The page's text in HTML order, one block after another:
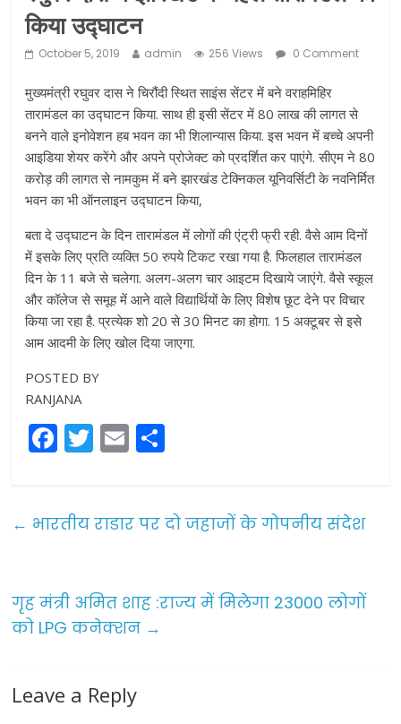
किया उद्घाटन
October 5, 2019 admin 256 Views 0 Comment
मुख्यमंत्री रघुवर दास ने चिरौंदी स्थित साइंस सेंटर में बने वराहमिहिर
तारामंडल का उद्घाटन किया. साथ ही इसी सेंटर में 80 लाख की लागत से
बनने वाले इनोवेशन हब भवन का भी शिलान्यास किया. इस भवन में बच्चे अपनी
आइडिया शेयर करेंगे और अपने प्रोजेक्ट को प्रदर्शित कर पाएंगे. सीएम ने 80
करोड़ की लागत से नामकुम में बने झारखंड टेक्निकल यूनिवर्सिटी के नवनिर्मित
भवन का भी ऑनलाइन उद्घाटन किया,
बता दे उद्घाटन के दिन तारामंडल में लोगों की एंट्री फ्री रही. वैसे आम दिनों
में इसके लिए प्रति व्यक्ति 50 रुपये टिकट रखा गया है. फिलहाल तारामंडल
दिन के 11 बजे से चलेगा. अलग-अलग चार आइटम दिखाये जाएंगे. वैसे स्कूल
और कॉलेज से समूह में आने वाले विद्यार्थियों के लिए विशेष छूट देने पर विचार
किया जा रहा है. प्रत्येक शो 20 से 30 मिनट का होगा. 15 अक्टूबर से इसे
आम आदमी के लिए खोल दिया जाएगा.
POSTED BY
RANJANA
F
a
e
o
o
k
T
w
er
E
m
l e
← भारतीय राडार पर दो जहाजों के गोपनीय संदेश
गृह मंत्री अमित शाह :राज्य में मिलेगा 23000 लोगों
को LPG कनेक्शन →
Leave a Reply